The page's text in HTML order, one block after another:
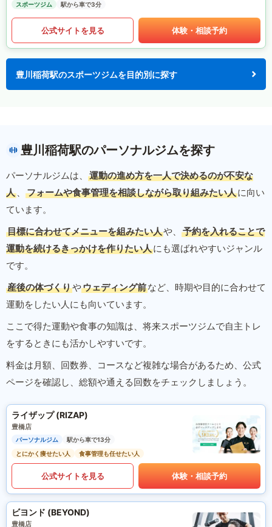
スポーツジム 駅から車で3分
公式サイトを見る 体験・相談予約
豊川稲荷駅のスポーツジムを目的別に探す
豊川稲荷駅のパーソナルジムを探す
パーソナルジムは、
運動の進め方を一人で決めるのが不安な
人 、 フォームや食事管理を相談しながら取り組みたい人に向い
ています。
目標に合わせてメニューを組みたい人や、
予約を入れることで
運動を続けるきっかけを作りたい人にも選ばれやすいジャンル
です。
産後の体づくりやウェディング前など、時期や目的に合わせて
運動をしたい人にも向いています。
ここで得た運動や食事の知識は、将来スポーツジムで自主トレ
をするときにも活かしやすいです。
料金は月額、回数券、コースなど複雑な場合があるため、公式
ページを確認し、総額や通える回数をチェックしましょう。
ライザップ (RIZAP)
豊橋店
パーソナルジム
駅から車で13分
とにかく痩せたい人
食事管理も任せたい人
公式サイトを見る 体験・相談予約
ビヨンド (BEYOND)
豊橋店